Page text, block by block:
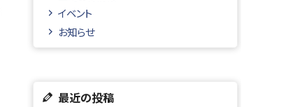
イベント
お知らせ
最近の投稿